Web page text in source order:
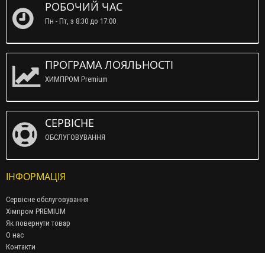
РОБОЧИЙ ЧАС
Пн - Пт, з 8:30 до 17:00
ПРОГРАМА ЛОЯЛЬНОСТІ
ХИМПРОМ Premium
СЕРВІСНЕ
ОБСЛУГОВУВАННЯ
ІНФОРМАЦІЯ
Сервісне обслуговування
Хімпром PREMIUM
Як повернути товар
О нас
Контакти